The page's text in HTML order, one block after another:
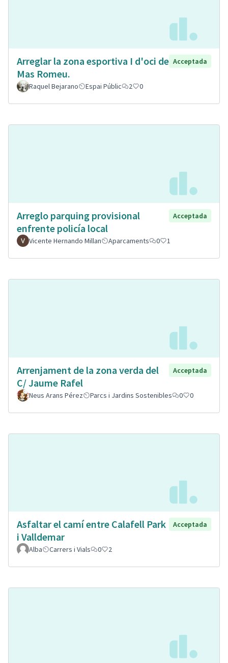
Arreglar la zona esportiva I d'oci de
Mas Romeu.
Acceptada
Raquel Bejarano Espai Públic 2 0
Arreglo parquing provisional
enfrente policía local
Acceptada
Vicente Hernando Millan Aparcaments 0 1
Arrenjament de la zona verda del
C/ Jaume Rafel
Acceptada
Neus Arans Pérez Parcs i Jardins Sostenibles 0 0
Asfaltar el camí entre Calafell Park
i Valldemar
Acceptada
Alba Carrers i Vials 0 2